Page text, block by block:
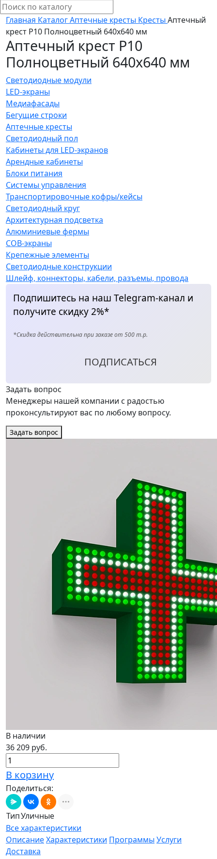
Главная КаталогАптечные кресты Кресты Аптечный
крест P10 Полноцветный 640х640 мм
Аптечный крест P10
Полноцветный 640х640 мм
Светодиодные модули
LED-экраны
Медиафасады
Бегущие строки
Аптечные кресты
Светодиодный пол
Кабинеты для LED-экранов
Арендные кабинеты
Блоки питания
Системы управления
Транспортировочные кофры/кейсы
Светодиодный круг
Архитектурная подсветка
Алюминиевые фермы
COB-экраны
Крепежные элементы
Светодиодные конструкции
Шлейф, коннекторы, кабели, разъемы, провода
Подпишитесь на наш Telegram-канал и
получите скидку 2%*
*Скидка действительна при заказе от 500 т.р.
ПОДПИСАТЬСЯ
Задать вопрос
Менеджеры нашей компании с радостью
проконсультируют вас по любому вопросу.
Задать вопрос
В наличии
36 209 руб.
В корзину
Поделиться:
ТипУличные
Все характеристики
ОписаниеХарактеристики Программы Услуги
Доставка